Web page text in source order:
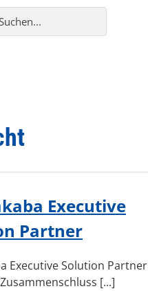
Executive
Partner
Executive Solution Partner
[...]